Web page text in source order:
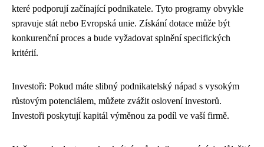
které podporují začínající podnikatele. Tyto programy obvykle
spravuje stát nebo Evropská unie. Získání dotace může být
konkurenční proces a bude vyžadovat splnění specifických
kritérií.
Investoři: Pokud máte slibný podnikatelský nápad s vysokým
růstovým potenciálem, můžete zvážit oslovení investorů.
Investoři poskytují kapitál výměnou za podíl ve vaší firmě.